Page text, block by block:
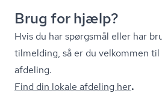
Brug for hjælp?
Hvis du har spørgsmål eller har
tilmelding, så er du velkommen
afdeling.
Find din lokale afdeling her.